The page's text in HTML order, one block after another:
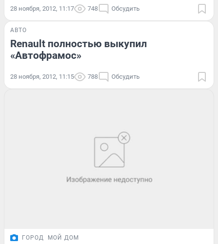
28 ноября, 2012, 11:17 748 Обсудить
АВТО
Renault полностью выкупил
«Автофрамос»
28 ноября, 2012, 11:15 788 Обсудить
ГОРОД МОЙ ДОМ